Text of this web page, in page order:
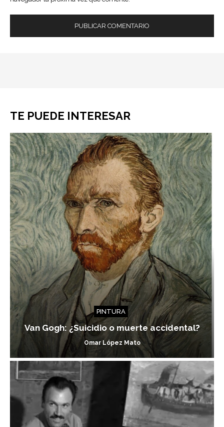
TE PUEDE INTERESAR
PINTURA
Van Gogh: ¿Suicidio o muerte accidental?
Omar López Mato